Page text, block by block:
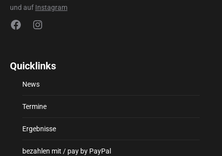
und auf Instagram
FacebookInstagram
Quicklinks
News
Termine
Ergebnisse
bezahlen mit / pay by PayPal